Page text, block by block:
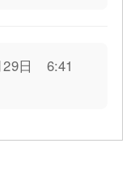
29日 6:41